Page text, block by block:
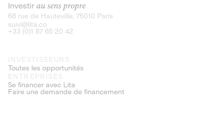
Investir au sens propre
68 rue de Hauteville, 75010 Paris
suivi@lita.co
+33 (0)1 87 65 20 42
INVESTISSEURS
Toutes les opportunités
ENTREPRISES
Se financer avec Lita
Faire une demande de financement